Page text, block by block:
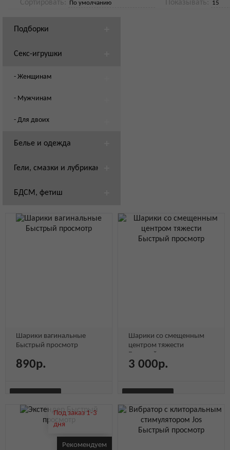
Показывать:
Сортировать:
Подборки
Секс-игрушки
- Женщинам
- Мужчинам
- Для двоих
Белье и одежда
Гели, смазки и лубриканты
БДСМ, фетиш
Быстрый просмотр
Шарики вагинальные
Быстрый просмотр
890р.
БЫСТРЫЙ
просмотрпросмотр
Быстрый просмотр
Шарики со смещенным
центром тяжести
Быстрый просмотр
3 000р.
БЫСТРЫЙ
ПРОСМОТР БыстрыйБыстрый
Под заказ 1-3
дня
Рекомендуем
Быстрый
просмотр
Быстрый просмотр